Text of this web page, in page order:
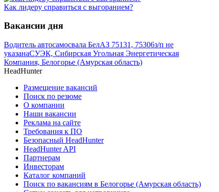
Как лидеру справиться с выгоранием?
Вакансии дня
Водитель автосамосвала БелАЗ 75131, 75306з/п не
указанаСУЭК, Сибирская Угольная Энергетическая
Компания, Белогорье (Амурская область)
HeadHunter
Размещение вакансий
Поиск по резюме
О компании
Наши вакансии
Реклама на сайте
Требования к ПО
Безопасный HeadHunter
HeadHunter API
Партнерам
Инвесторам
Каталог компаний
Поиск по вакансиям в Белогорье (Амурская область)